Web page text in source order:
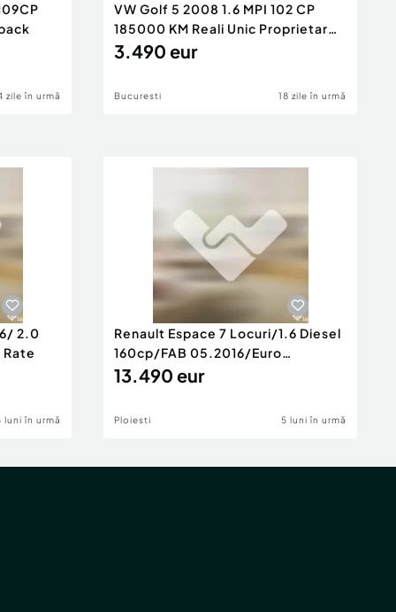
zile în urmă
VW Golf 5 2008 1.6 MPI 102 CP
185000 KM Reali Unic Proprietar
Impecabil
3.490 eur
Bucuresti 18 zile în urmă
2.0
luni în urmă
Renault Espace 7 Locuri/1.6 Diesel
160cp/FAB 05.2016/Euro
6/Posibilita
13.490 eur
Ploiesti 5 luni în urmă